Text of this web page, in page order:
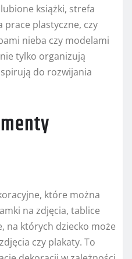
książki, strefa
prace plastyczne, czy
nieba czy modelami
tylko organizują
do rozwijania
które można
na zdjęcia, tablice
na których dziecko może
czy plakaty. To